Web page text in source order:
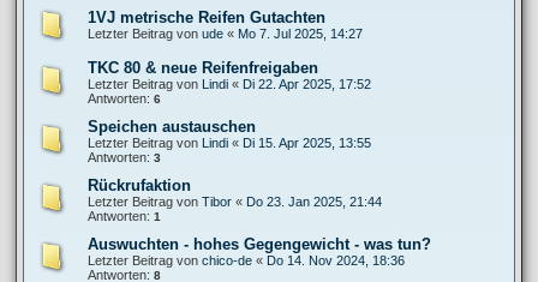
1VJ metrische Reifen Gutachten
Letzter Beitrag von ude « Mo 7. Jul 2025, 14:27
TKC 80 & neue Reifenfreigaben
Letzter Beitrag von Lindi « Di 22. Apr 2025, 17:52
Antworten: 6
Speichen austauschen
Letzter Beitrag von Lindi « Di 15. Apr 2025, 13:55
Antworten: 3
Rückrufaktion
Letzter Beitrag von Tibor « Do 23. Jan 2025, 21:44
Antworten: 1
Auswuchten - hohes Gegengewicht - was tun?
Letzter Beitrag von chico-de « Do 14. Nov 2024, 18:36
Antworten: 8